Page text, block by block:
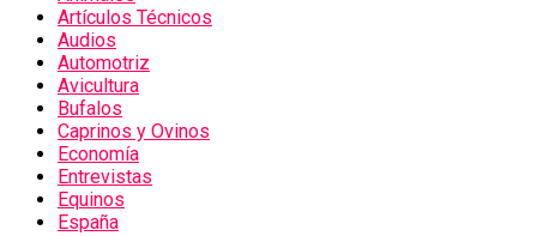
Artículos Técnicos
Audios
Automotriz
Avicultura
Bufalos
Caprinos y Ovinos
Economía
Entrevistas
Equinos
España